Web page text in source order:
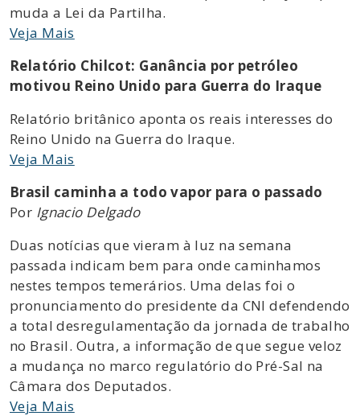
muda a Lei da Partilha.
Veja Mais
Relatório Chilcot: Ganância por petróleo
motivou Reino Unido para Guerra do Iraque
Relatório britânico aponta os reais interesses do
Reino Unido na Guerra do Iraque.
Veja Mais
Brasil caminha a todo vapor para o passado
Por Ignacio Delgado
Duas notícias que vieram à luz na semana
passada indicam bem para onde caminhamos
nestes tempos temerários. Uma delas foi o
pronunciamento do presidente da CNI defendendo
a total desregulamentação da jornada de trabalho
no Brasil. Outra, a informação de que segue veloz
a mudança no marco regulatório do Pré-Sal na
Câmara dos Deputados.
Veja Mais